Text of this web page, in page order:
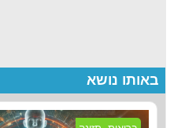
באותו נושא